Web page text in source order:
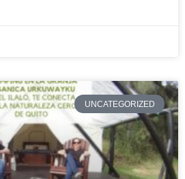
UNCATEGORIZED